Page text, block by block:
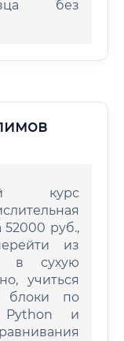
без
курс
52000 руб.,
из
в сухую
учиться
блоки по
Python и